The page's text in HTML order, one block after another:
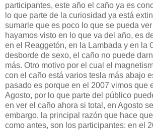
participantes, este año el caño ya es
lo que parte de la curiosidad ya está
sumarle que es poco lo que se pueda
hayamos visto en lo que va del año, es
en el Reaggetón, en la Lambada y en la
desborde de sexo, el caño no puede
más. Otro motivo por el cual el
con el caño está varios tesla más abajo
pasado es porque en el 2007 vimos que
Agosto, por lo que parte del público
en ver el caño ahora si total, en Agosto
embargo, la principal razón que hace
como antes, son los participantes: en el